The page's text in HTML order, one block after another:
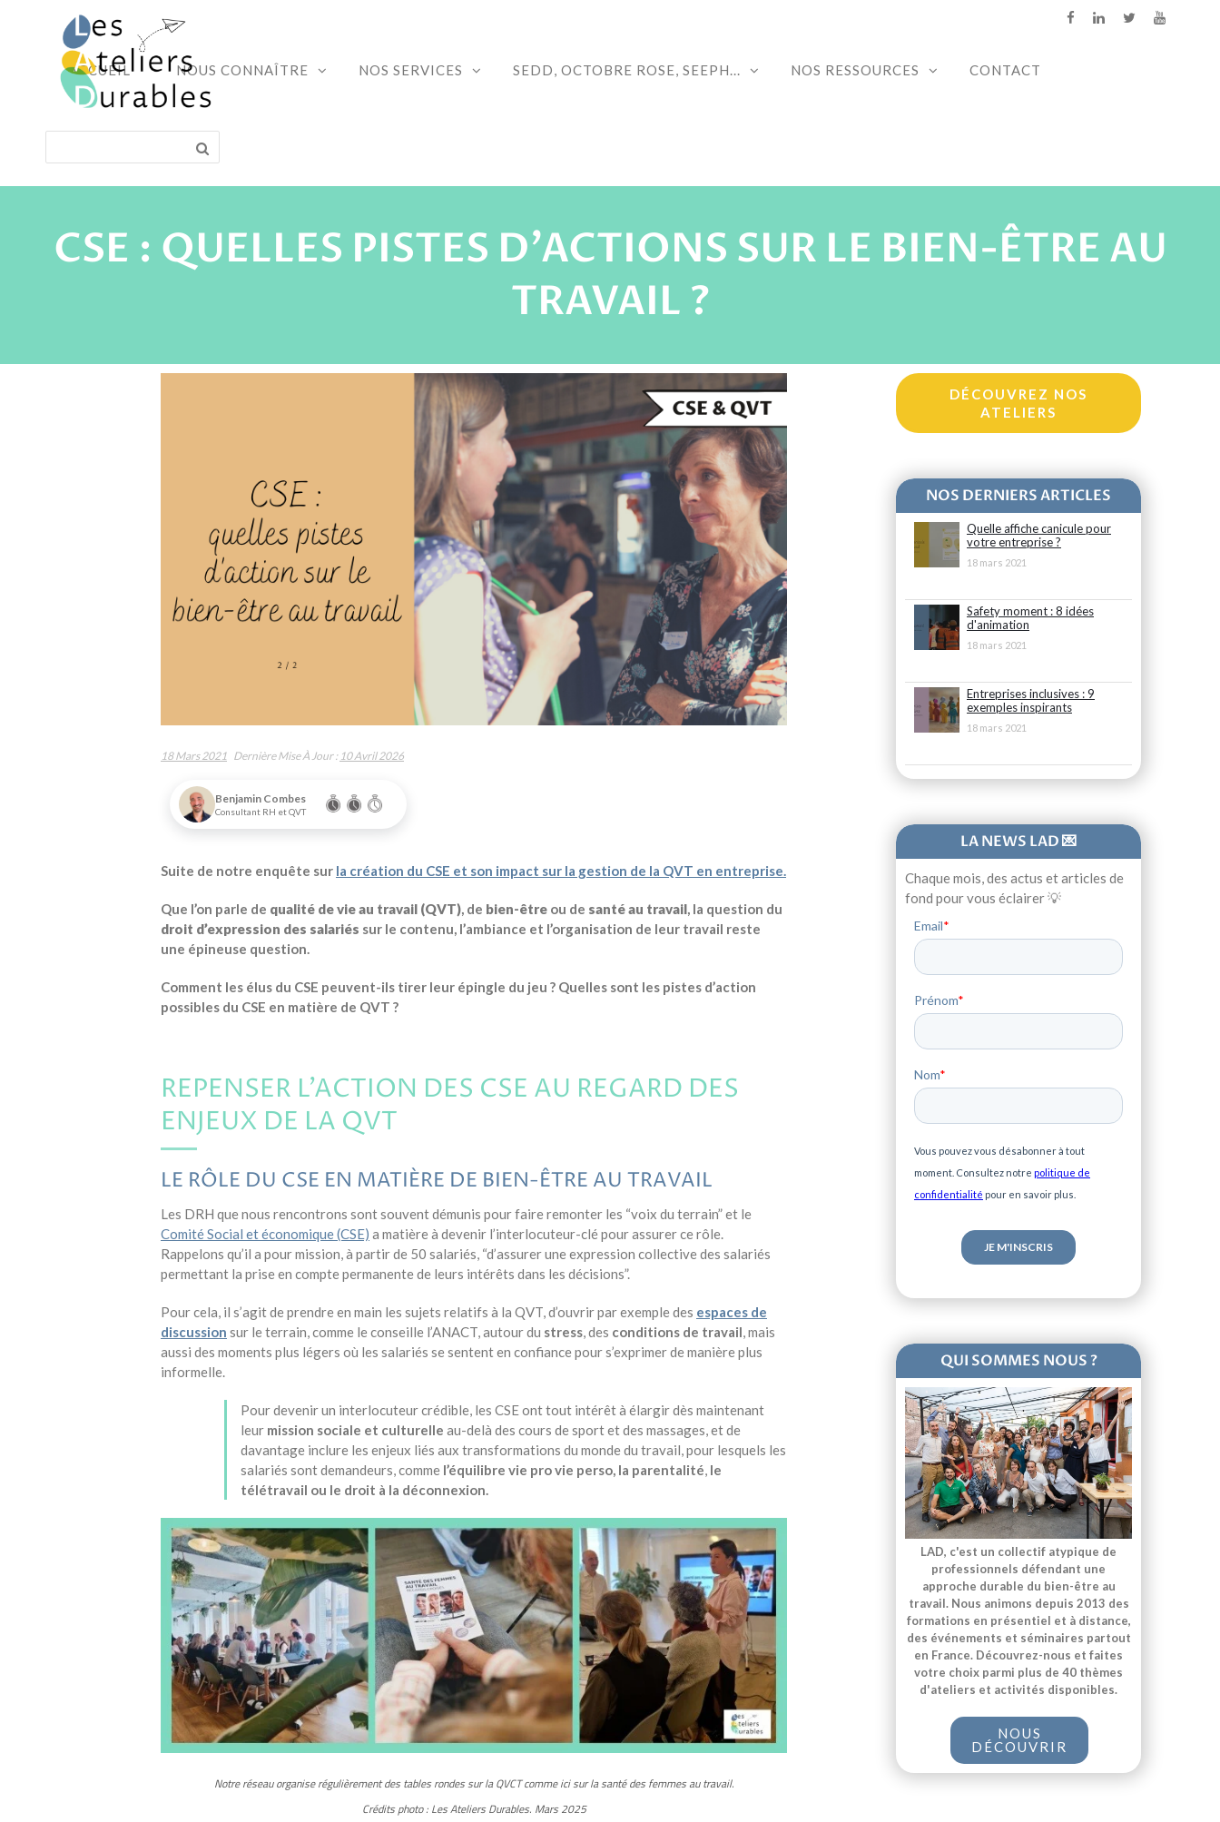
ACCUEIL NOUS CONNAÎTRE NOS SERVICES SEDD, OCTOBRE ROSE, SEEPH... NOS RESSOURCES CONTACT
CSE : QUELLES PISTES D’ACTIONS SUR LE BIEN-ÊTRE AU
TRAVAIL ?
18 Mars 2021 Dernière Mise À Jour : 10 Avril 2026
Benjamin Combes
Consultant RH et QVT
Suite de notre enquête sur la création du CSE et son impact sur la gestion de la QVT en entreprise.
Que l’on parle de qualité de vie au travail (QVT), de bien-être ou de santé au travail, la question du
droit d’expression des salariés sur le contenu, l’ambiance et l’organisation de leur travail reste
une épineuse question.
Comment les élus du CSE peuvent-ils tirer leur épingle du jeu ? Quelles sont les pistes d’action
possibles du CSE en matière de QVT ?
REPENSER L’ACTION DES CSE AU REGARD DES
ENJEUX DE LA QVT
LE RÔLE DU CSE EN MATIÈRE DE BIEN-ÊTRE AU TRAVAIL
Les DRH que nous rencontrons sont souvent démunis pour faire remonter les “voix du terrain” et le
Comité Social et économique (CSE) a matière à devenir l’interlocuteur-clé pour assurer ce rôle.
Rappelons qu’il a pour mission, à partir de 50 salariés, “d’assurer une expression collective des salariés
permettant la prise en compte permanente de leurs intérêts dans les décisions”.
Pour cela, il s’agit de prendre en main les sujets relatifs à la QVT, d’ouvrir par exemple des espaces de
discussion sur le terrain, comme le conseille l’ANACT, autour du stress, des conditions de travail, mais
aussi des moments plus légers où les salariés se sentent en confiance pour s’exprimer de manière plus
informelle.
Pour devenir un interlocuteur crédible, les CSE ont tout intérêt à élargir dès maintenant
leur mission sociale et culturelle au-delà des cours de sport et des massages, et de
davantage inclure les enjeux liés aux transformations du monde du travail, pour lesquels les
salariés sont demandeurs, comme l’équilibre vie pro vie perso, la parentalité, le
télétravail ou le droit à la déconnexion.
Notre réseau organise régulièrement des tables rondes sur la QVCT comme ici sur la santé des femmes au travail.
Crédits photo : Les Ateliers Durables. Mars 2025
DÉCOUVREZ NOS
ATELIERS
NOS DERNIERS ARTICLES
Quelle affiche canicule pour
votre entreprise ?
18 mars 2021
Safety moment : 8 idées
d'animation
18 mars 2021
Entreprises inclusives : 9
exemples inspirants
18 mars 2021
LA NEWS LAD 💌
Chaque mois, des actus et articles de
fond pour vous éclairer 💡
Email*
Prénom*
Nom*
Vous pouvez vous désabonner à tout
moment. Consultez notre politique de
confidentialité pour en savoir plus.
QUI SOMMES NOUS ?
LAD, c'est un collectif atypique de
professionnels défendant une
approche durable du bien-être au
travail. Nous animons depuis 2013 des
formations en présentiel et à distance,
des événements et séminaires partout
en France. Découvrez-nous et faites
votre choix parmi plus de 40 thèmes
d'ateliers et activités disponibles.
NOUS
DÉCOUVRIR